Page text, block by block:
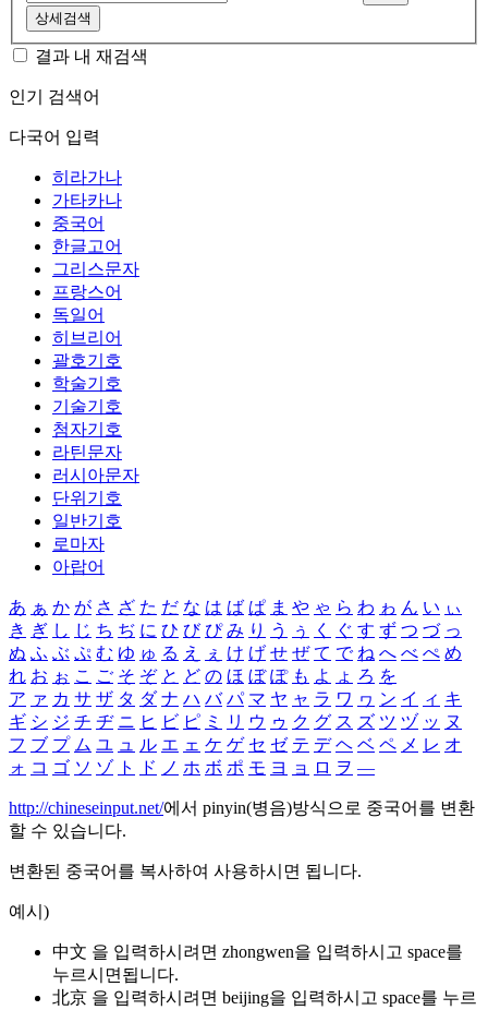
상세검색
결과 내 재검색
인기 검색어
다국어 입력
히라가나
가타카나
중국어
한글고어
그리스문자
프랑스어
독일어
히브리어
괄호기호
학술기호
기술기호
첨자기호
라틴문자
러시아문자
단위기호
일반기호
로마자
아랍어
あ ぁ か が さ ざ た だ な は ば ぱ ま や ゃ ら わ ゎ ん い ぃ
き ぎ し じ ち ぢ に ひ び ぴ み り う ぅ く ぐ す ず つ づ っ
ぬ ふ ぶ ぷ む ゆ ゅ る え ぇ け げ せ ぜ て で ね へ べ ぺ め
れ お ぉ こ ご そ ぞ と ど の ほ ぼ ぽ も よ ょ ろ を
ア ァ カ サ ザ タ ダ ナ ハ バ パ マ ヤ ャ ラ ワ ヮ ン イ ィ キ
ギ シ ジ チ ヂ ニ ヒ ビ ピ ミ リ ウ ゥ ク グ ス ズ ツ ヅ ッ ヌ
フ ブ プ ム ユ ュ ル エ ェ ケ ゲ セ ゼ テ デ ヘ ベ ペ メ レ オ
ォ コ ゴ ソ ゾ ト ド ノ ホ ボ ポ モ ヨ ョ ロ ヲ ―
http://chineseinput.net/에서 pinyin(병음)방식으로 중국어를 변환
할 수 있습니다.
변환된 중국어를 복사하여 사용하시면 됩니다.
예시)
中文 을 입력하시려면 zhongwen을 입력하시고 space를
누르시면됩니다.
北京 을 입력하시려면 beijing을 입력하시고 space를 누르